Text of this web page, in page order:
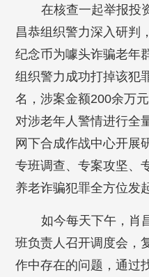
在核查一起举报投
昌恭组织警力深入研判
纪念币为噱头诈骗老年
组织警力成功打掉该犯
名，涉案金额200余万
对涉老年人警情进行全
网下合成作战中心开展
专班调查、专案攻坚、
养老诈骗犯罪全方位发
如今每天下午，肖
班负责人召开调度会，
作中存在的问题，通过